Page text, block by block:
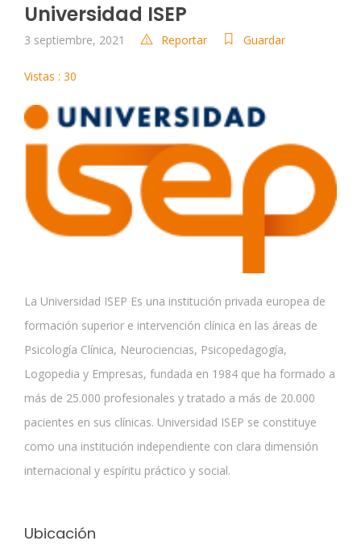
Universidad ISEP
3 septiembre, 2021 Reportar Guardar
Vistas : 30
La Universidad ISEP Es una institución privada europea de
formación superior e intervención clínica en las áreas de
Psicología Clínica, Neurociencias, Psicopedagogía,
Logopedia y Empresas, fundada en 1984 que ha formado a
más de 25.000 profesionales y tratado a más de 20.000
pacientes en sus clínicas. Universidad ISEP se constituye
como una institución independiente con clara dimensión
internacional y espíritu práctico y social.
Ubicación